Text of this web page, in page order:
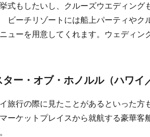
式もしたいし、クルーズウエディン
ビーチリゾートには船上パーティやク
ューを用意してくれます。ウェディン
ター・オブ・ホノルル（ハワイ
旅行の際に見たことがあるといった方
ーケットプレイスから就航する豪華客